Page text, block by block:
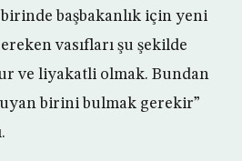
başbakanlık için yeni
vasıfları şu şekilde
ve liyakatli olmak. Bundan
uyan birini bulmak gerekir”